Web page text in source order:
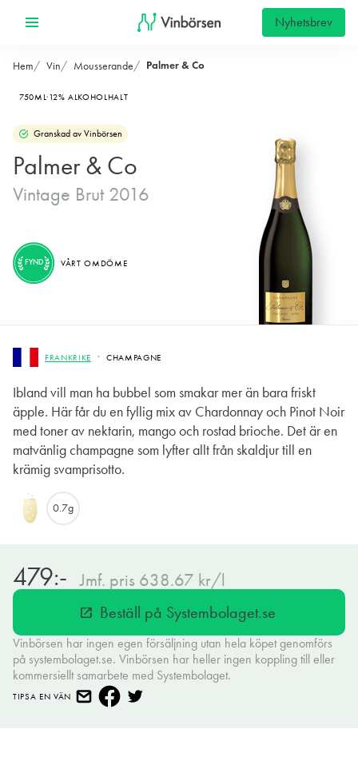
Nyhetsbrev
Hem Vin Mousserande Palmer & Co
750ML 12% ALKOHOLHALT
Granskad av Vinbörsen
Palmer & Co
Vintage Brut 2016
FRANKRIKE CHAMPAGNE
Ibland vill man ha bubbel som smakar mer än bara friskt
äpple. Här får du en fyllig mix av Chardonnay och Pinot Noir
med toner av nektarin, mango och rostad brioche. Det är en
matvänlig champagne som lyfter allt från skaldjur till en
krämig svamprisotto.
FYND VÅRT OMDÖME
0.7g
479:- Jmf. pris 638.67 kr/l
open_in_new Beställ på Systembolaget.se
Vinbörsen har ingen egen försäljning utan hela köpet genomförs
på systembolaget.se. Vinbörsen har heller ingen koppling till eller
kommersiellt samarbete med Systembolaget.
TIPSA EN VÄN